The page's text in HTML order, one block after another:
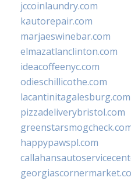
jccoinlaundry.com
kautorepair.com
marjaeswinebar.com
elmazatlanclinton.com
ideacoffeenyc.com
odieschillicothe.com
lacantinitagalesburg.com
pizzadeliverybristol.com
happypawspl.com